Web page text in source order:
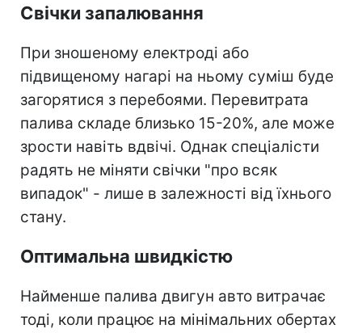
Свічки запалювання
При зношеному електроді або
підвищеному нагарі на ньому суміш буде
загорятися з перебоями. Перевитрата
палива складе близько 15-20%, але може
зрости навіть вдвічі. Однак спеціалісти
радять не міняти свічки "про всяк
випадок" - лише в залежності від їхнього
стану.
Оптимальна швидкістю
Найменше палива двигун авто витрачає
тоді, коли працює на мінімальних обертах